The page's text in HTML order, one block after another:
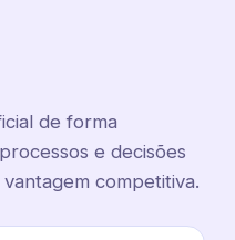
de forma
e decisões
competitiva.